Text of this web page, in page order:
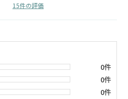
15件の評価
0件
0件
0件